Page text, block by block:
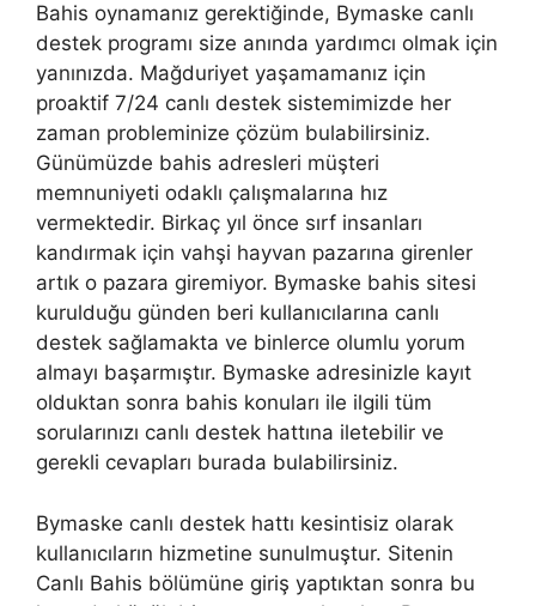
Bahis oynamanız gerektiğinde, Bymaske canlı
destek programı size anında yardımcı olmak için
yanınızda. Mağduriyet yaşamamanız için
proaktif 7/24 canlı destek sistemimizde her
zaman probleminize çözüm bulabilirsiniz.
Günümüzde bahis adresleri müşteri
memnuniyeti odaklı çalışmalarına hız
vermektedir. Birkaç yıl önce sırf insanları
kandırmak için vahşi hayvan pazarına girenler
artık o pazara giremiyor. Bymaske bahis sitesi
kurulduğu günden beri kullanıcılarına canlı
destek sağlamakta ve binlerce olumlu yorum
almayı başarmıştır. Bymaske adresinizle kayıt
olduktan sonra bahis konuları ile ilgili tüm
sorularınızı canlı destek hattına iletebilir ve
gerekli cevapları burada bulabilirsiniz.
Bymaske canlı destek hattı kesintisiz olarak
kullanıcıların hizmetine sunulmuştur. Sitenin
Canlı Bahis bölümüne giriş yaptıktan sonra bu